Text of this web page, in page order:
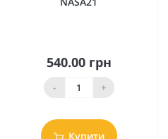
540.00 грн
- +
Купити